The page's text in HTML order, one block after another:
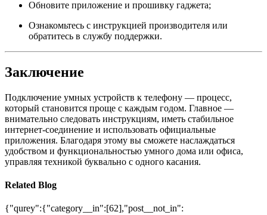
Обновите приложение и прошивку гаджета;
Ознакомьтесь с инструкцией производителя или
обратитесь в службу поддержки.
Заключение
Подключение умных устройств к телефону — процесс,
который становится проще с каждым годом. Главное —
внимательно следовать инструкциям, иметь стабильное
интернет-соединение и использовать официальные
приложения. Благодаря этому вы сможете наслаждаться
удобством и функциональностью умного дома или офиса,
управляя техникой буквально с одного касания.
Related Blog
{"qurey":{"category__in":[62],"post__not_in":